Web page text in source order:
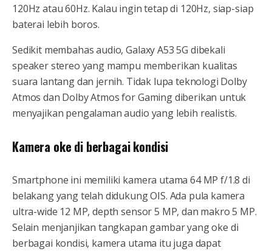
120Hz atau 60Hz. Kalau ingin tetap di 120Hz, siap-siap
baterai lebih boros.
Sedikit membahas audio, Galaxy A53 5G dibekali
speaker stereo yang mampu memberikan kualitas
suara lantang dan jernih. Tidak lupa teknologi Dolby
Atmos dan Dolby Atmos for Gaming diberikan untuk
menyajikan pengalaman audio yang lebih realistis.
Kamera oke di berbagai kondisi
Smartphone ini memiliki kamera utama 64 MP f/1.8 di
belakang yang telah didukung OIS. Ada pula kamera
ultra-wide 12 MP, depth sensor 5 MP, dan makro 5 MP.
Selain menjanjikan tangkapan gambar yang oke di
berbagai kondisi, kamera utama itu juga dapat